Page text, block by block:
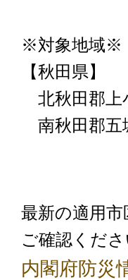
※対象地域※
【秋田県】
北秋田郡上
南秋田郡五
最新の適用
ご確認くださ
内閣府防災